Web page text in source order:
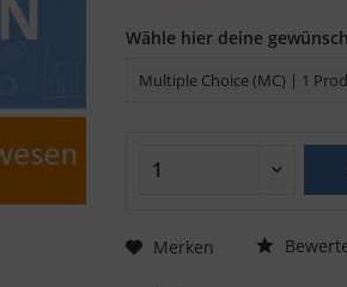
Wähle hier deine
Merken